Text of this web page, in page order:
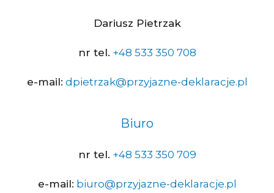
Dariusz Pietrzak
nr tel. +48 533 350 708
e-mail: dpietrzak@przyjazne-deklaracje.pl
Biuro
nr tel. +48 533 350 709
e-mail: biuro@przyjazne-deklaracje.pl